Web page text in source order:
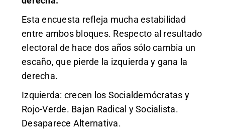
Esta encuesta refleja mucha estabilidad
entre ambos bloques. Respecto al resultado
electoral de hace dos años sólo cambia un
escaño, que pierde la izquierda y gana la
derecha.
Izquierda: crecen los Socialdemócratas y
Rojo-Verde. Bajan Radical y Socialista.
Desaparece Alternativa.